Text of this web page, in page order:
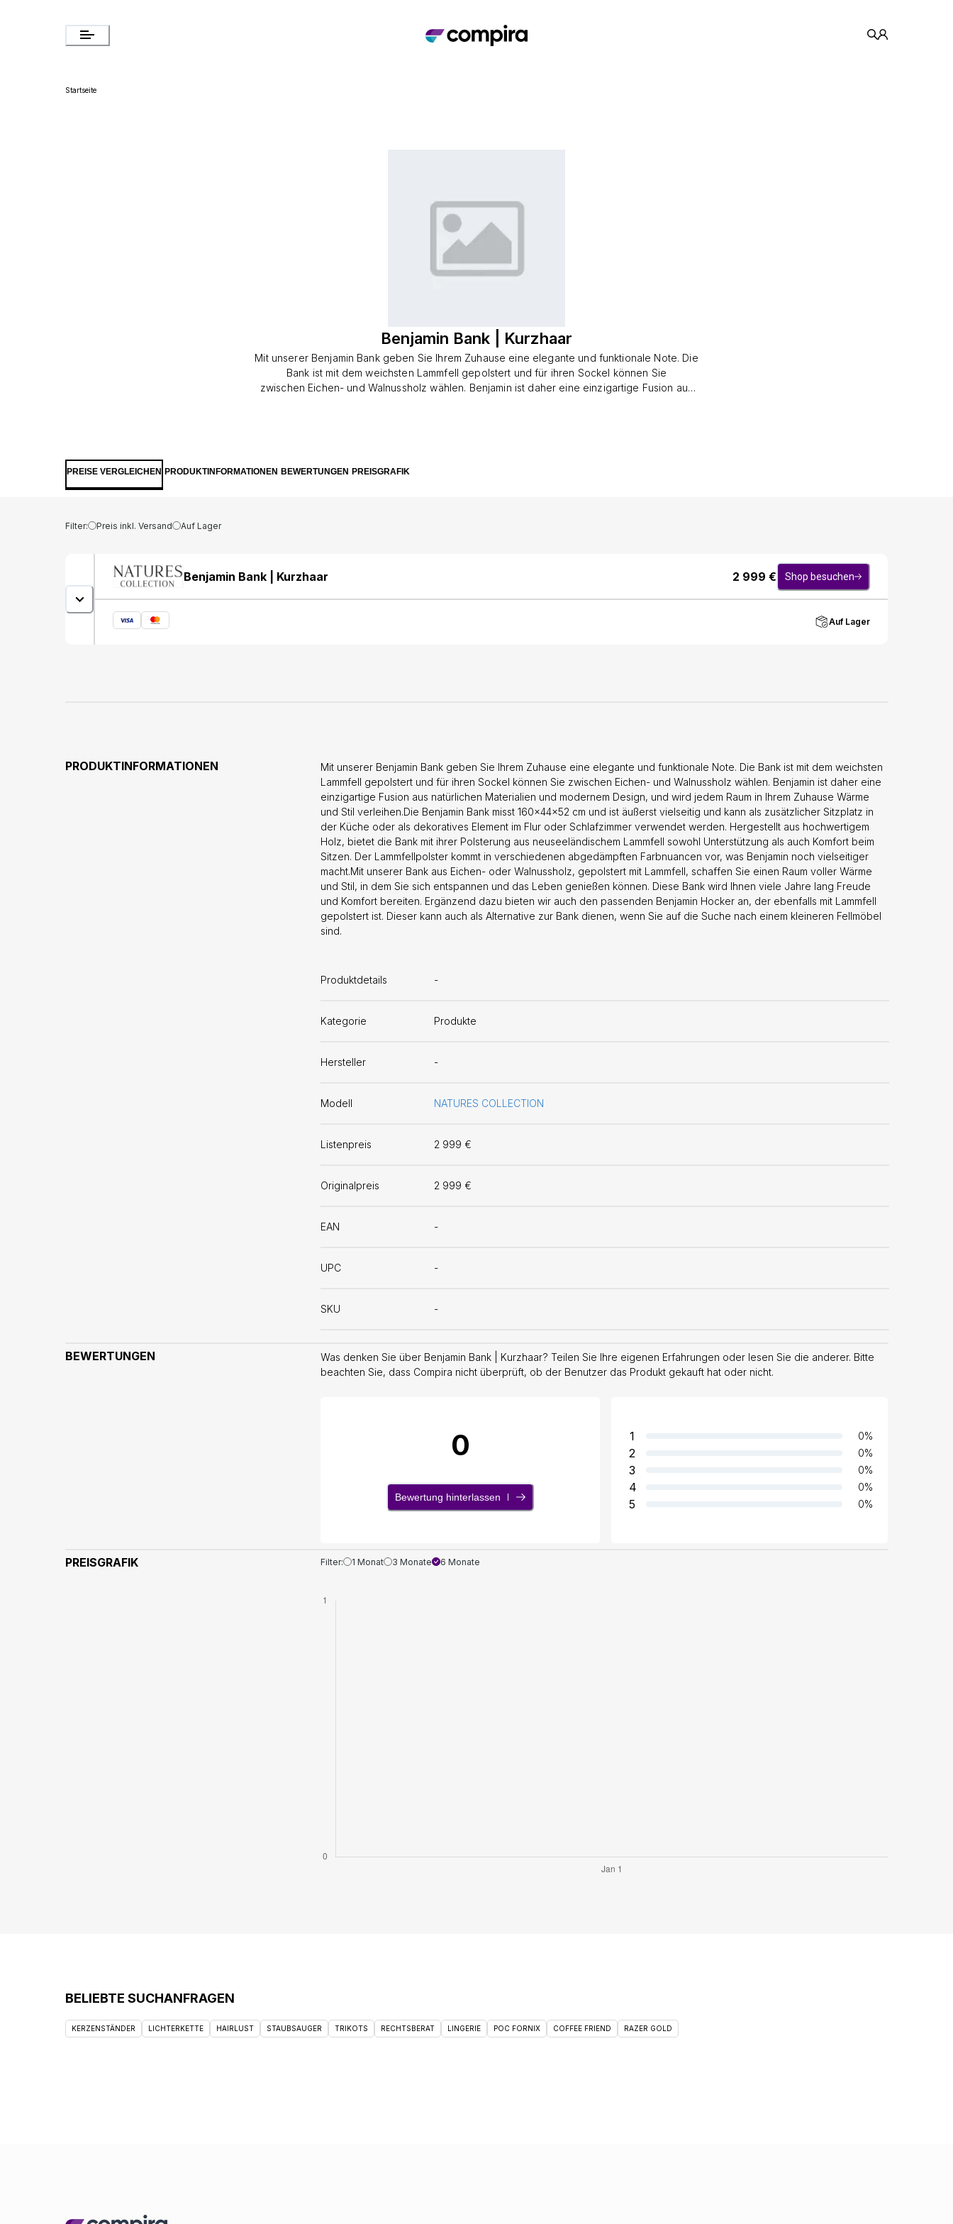
Startseite
Benjamin Bank | Kurzhaar
Mit unserer Benjamin Bank geben Sie Ihrem Zuhause eine elegante und funktionale Note. Die
Bank ist mit dem weichsten Lammfell gepolstert und für ihren Sockel können Sie
zwischen Eichen- und Walnussholz wählen. Benjamin ist daher eine einzigartige Fusion aus
beim Sitzen. Der Lammfellpolster kommt in verschiedenen abgedämpften Farbnuancen vor,
PREISE VERGLEICHEN PRODUKTINFORMATIONEN BEWERTUNGEN PREISGRAFIK
Filter: Preis inkl. Versand Auf Lager
Benjamin Bank | Kurzhaar 2 999 € Shop besuchen
Auf Lager
PRODUKTINFORMATIONEN
Mit unserer Benjamin Bank geben Sie Ihrem Zuhause eine elegante und funktionale Note. Die Bank ist mit dem weichsten
Lammfell gepolstert und für ihren Sockel können Sie zwischen Eichen- und Walnussholz wählen. Benjamin ist daher eine
einzigartige Fusion aus natürlichen Materialien und modernem Design, und wird jedem Raum in Ihrem Zuhause Wärme
und Stil verleihen.Die Benjamin Bank misst 160x44x52 cm und ist äußerst vielseitig und kann als zusätzlicher Sitzplatz in
der Küche oder als dekoratives Element im Flur oder Schlafzimmer verwendet werden. Hergestellt aus hochwertigem
Holz, bietet die Bank mit ihrer Polsterung aus neuseeländischem Lammfell sowohl Unterstützung als auch Komfort beim
Sitzen. Der Lammfellpolster kommt in verschiedenen abgedämpften Farbnuancen vor, was Benjamin noch vielseitiger
macht.Mit unserer Bank aus Eichen- oder Walnussholz, gepolstert mit Lammfell, schaffen Sie einen Raum voller Wärme
und Stil, in dem Sie sich entspannen und das Leben genießen können. Diese Bank wird Ihnen viele Jahre lang Freude
und Komfort bereiten. Ergänzend dazu bieten wir auch den passenden Benjamin Hocker an, der ebenfalls mit Lammfell
gepolstert ist. Dieser kann auch als Alternative zur Bank dienen, wenn Sie auf die Suche nach einem kleineren Fellmöbel
sind.
Produktdetails -
Kategorie Produkte
Hersteller -
Modell NATURES COLLECTION
Listenpreis 2 999 €
Originalpreis 2 999 €
EAN -
UPC -
SKU -
BEWERTUNGEN
Was denken Sie über Benjamin Bank | Kurzhaar? Teilen Sie Ihre eigenen Erfahrungen oder lesen Sie die anderer. Bitte
beachten Sie, dass Compira nicht überprüft, ob der Benutzer das Produkt gekauft hat oder nicht.
0
Bewertung hinterlassen
1 0%
2 0%
3 0%
4 0%
5 0%
PREISGRAFIK Filter: 1 Monat 3 Monate 6 Monate
BELIEBTE SUCHANFRAGEN
KERZENSTÄNDER LICHTERKETTE HAIRLUST STAUBSAUGER TRIKOTS RECHTSBERAT LINGERIE POC FORNIX COFFEE FRIEND RAZER GOLD